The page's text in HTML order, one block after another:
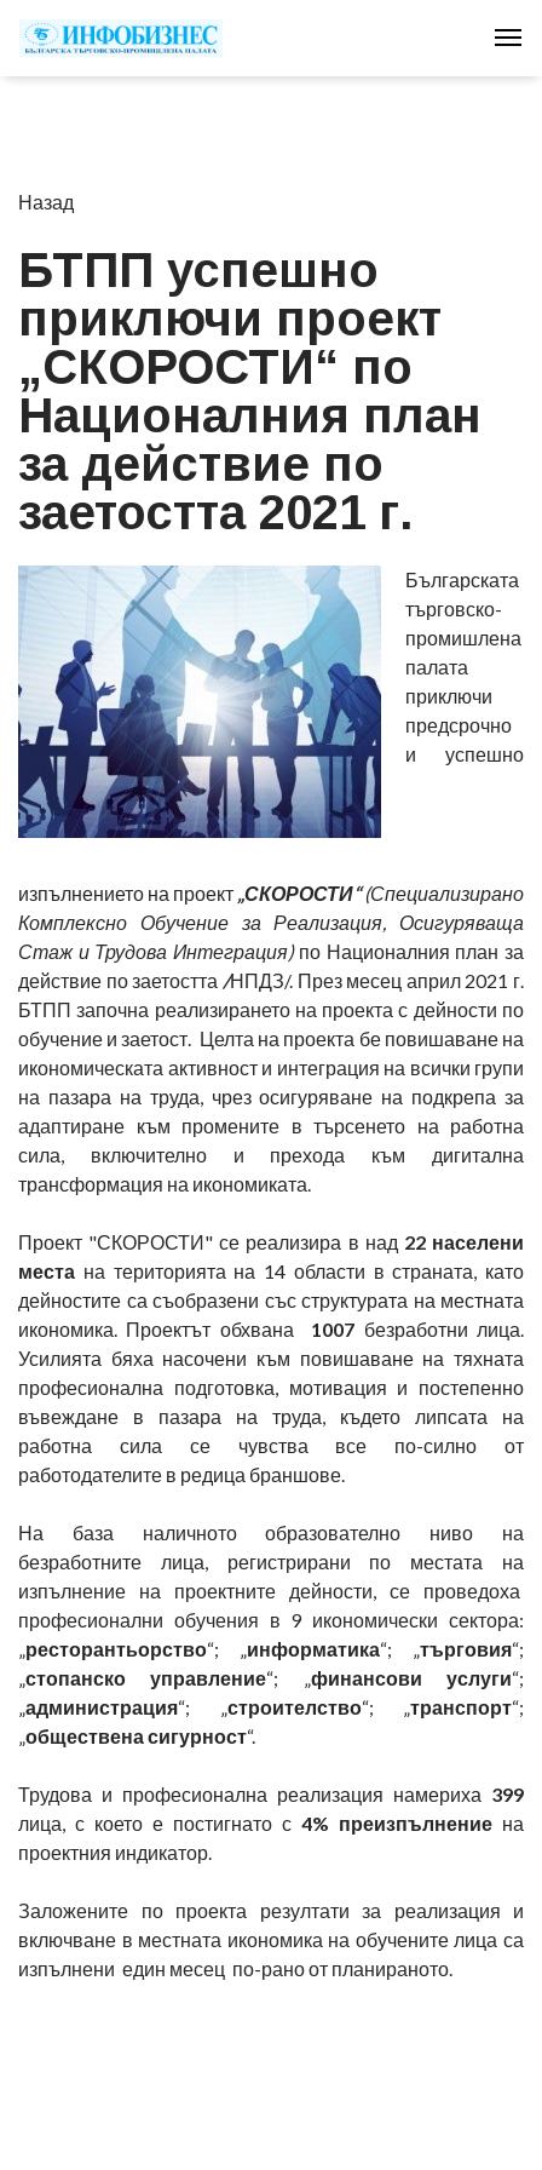
Назад
БТПП успешно
приключи проект
„СКОРОСТИ“ по
Националния план
за действие по
заетостта 2021 г.
Българската
търговско-
промишлена
палата
приключи
предсрочно
и успешно
изпълнението на проект „СКОРОСТИ“(Специализирано
Комплексно Обучение за Реализация, Осигуряваща
Стаж и Трудова Интеграция)по Националния план за
действие по заетостта /НПДЗ/. През месец април 2021 г.
БТПП започна реализирането на проекта с дейности по
обучение и заетост. Целта на проекта бе повишаване на
икономическата активност и интеграция на всички групи
на пазара на труда, чрез осигуряване на подкрепа за
адаптиране към промените в търсенето на работна
сила, включително и прехода към дигитална
трансформация на икономиката.
Проект "СКОРОСТИ" се реализира в над 22 населени
места на територията на 14 области в страната, като
дейностите са съобразени със структурата на местната
икономика. Проектът обхвана 1007 безработни лица.
Усилията бяха насочени към повишаване на тяхната
професионална подготовка, мотивация и постепенно
въвеждане в пазара на труда, където липсата на
работна сила се чувства все по-силно от
работодателите в редица браншове.
На база наличното образователно ниво на
безработните лица, регистрирани по местата на
изпълнение на проектните дейности, се проведоха
професионални обучения в 9 икономически сектора:
„ресторантьорство“; „информатика“; „търговия“;
„стопанско управление“; „финансови услуги“;
„администрация“; „строителство“; „транспорт“;
„обществена сигурност“.
Трудова и професионална реализация намериха 399
лица, с което е постигнато с 4% преизпълнение на
проектния индикатор.
Заложените по проекта резултати за реализация и
включване в местната икономика на обучените лица са
изпълнени един месец по-рано от планираното.